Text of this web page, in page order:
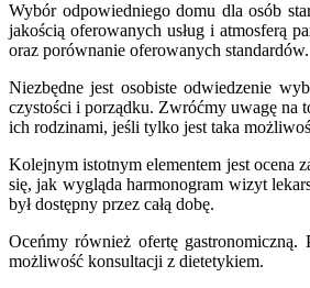
Wybór odpowiedniego domu dla osób
jakością oferowanych usług i atmosferą
oraz porównanie oferowanych standardów.
Niezbędne jest osobiste odwiedzenie
czystości i porządku. Zwróćmy uwagę na
ich rodzinami, jeśli tylko jest taka
Kolejnym istotnym elementem jest ocena
się, jak wygląda harmonogram wizyt
był dostępny przez całą dobę.
Oceńmy również ofertę
możliwość konsultacji z dietetykiem.